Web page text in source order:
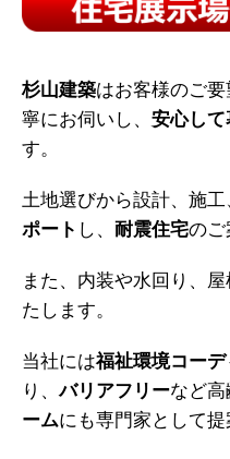
杉山建築はお客様のご
寧にお伺いし、 安心して
す。
土地選びから設計、施
ポート し、 耐震住宅のご
また、内装や水回り、屋
たします。
当社には福祉環境コー
り、バリアフリーなど
ームにも専門家として提